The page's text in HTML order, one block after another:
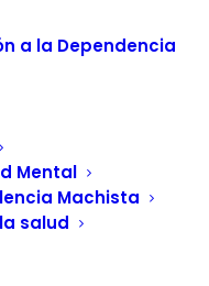
a la Dependencia
Mental
Machista
salud
sobre
de
con
PNSD